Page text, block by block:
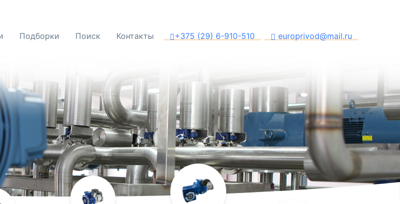
Подборки Поиск Контакты +375 (29) 6-910-510 europrivod@mail.ru